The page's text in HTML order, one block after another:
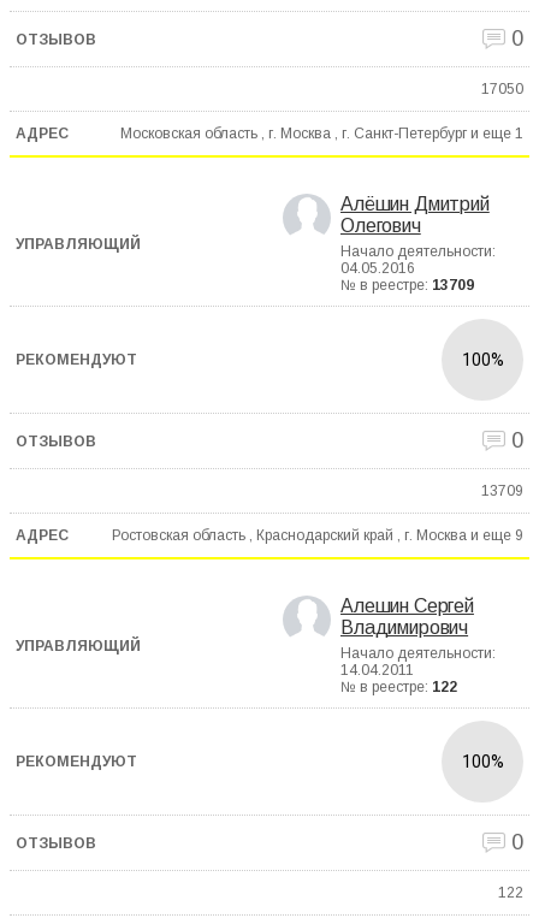
0
17050
Московская область , г. Москва , г. Санкт-Петербург и еще 1
Алёшин Дмитрий
Олегович
Начало деятельности:
04.05.2016
№ в реестре: 13709
100%
0
13709
Ростовская область , Краснодарский край , г. Москва и еще 9
Алешин Сергей
Владимирович
Начало деятельности:
14.04.2011
№ в реестре: 122
100%
0
122